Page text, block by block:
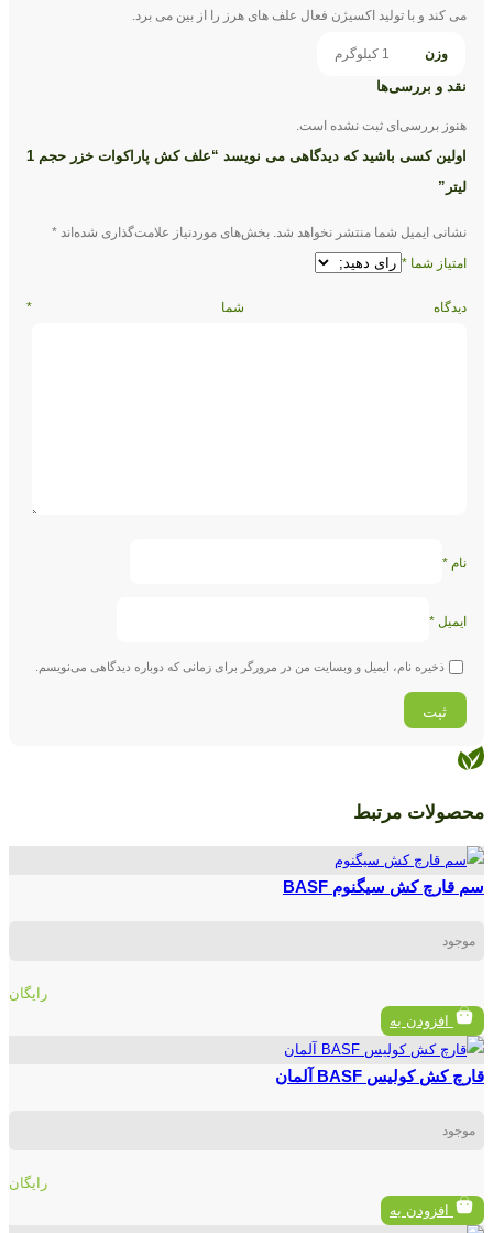
می كند و با تولید اکسیژن فعال علف های هرز را از بین می برد.
وزن 1 کیلوگرم
نقد و بررسی‌ها
هنوز بررسی‌ای ثبت نشده است.
اولین کسی باشید که دیدگاهی می نویسد “علف کش پاراکوات خزر حجم 1
لیتر”
نشانی ایمیل شما منتشر نخواهد شد. بخش‌های موردنیاز علامت‌گذاری شده‌اند *
امتیاز شما *
دیدگاه شما *
نام *
ایمیل *
ذخیره نام، ایمیل و وبسایت من در مرورگر برای زمانی که دوباره دیدگاهی می‌نویسم.
محصولات مرتبط
سم قارچ کش سیگنوم BASF
موجود
رایگان
افزودن به
قارچ کش کولیس BASF آلمان
موجود
رایگان
افزودن به